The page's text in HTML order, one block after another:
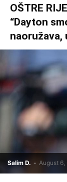
OŠTRE
“Dayton
naoružava,
Salim D. - August 6,